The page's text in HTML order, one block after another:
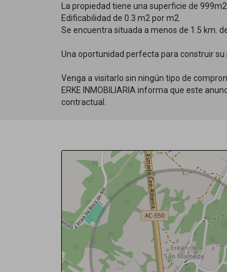
La propiedad tiene una superficie de
Edificabilidad de 0.3 m2 por m2.
Se encuentra situada a menos de 1.5 km.
Una oportunidad perfecta para construir
Venga a visitarlo sin ningún tipo de
ERKE INMOBILIARIA informa que este
contractual.